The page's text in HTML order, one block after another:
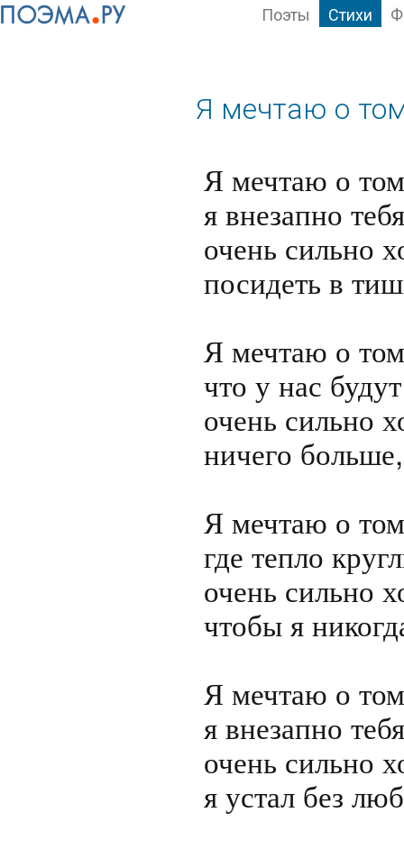
Поэты Стихи
Я мечтаю о
Я мечтаю о
я внезапно
очень сильно
посидеть в
Я мечтаю о
что у нас
очень сильно
ничего
Я мечтаю о
где тепло
очень сильно
чтобы я
Я мечтаю о
я внезапно
очень сильно
я устал без